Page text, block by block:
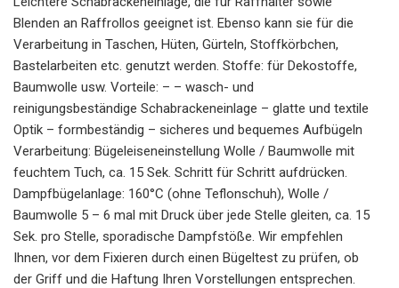
Blenden an Raffrollos geeignet ist. Ebenso kann sie für die
Verarbeitung in Taschen, Hüten, Gürteln, Stoffkörbchen,
Bastelarbeiten etc. genutzt werden. Stoffe: für Dekostoffe,
Baumwolle usw. Vorteile: – – wasch- und
reinigungsbeständige Schabrackeneinlage – glatte und textile
Optik – formbeständig – sicheres und bequemes Aufbügeln
Verarbeitung: Bügeleiseneinstellung Wolle / Baumwolle mit
feuchtem Tuch, ca. 15 Sek. Schritt für Schritt aufdrücken.
Dampfbügelanlage: 160°C (ohne Teflonschuh), Wolle /
Baumwolle 5 – 6 mal mit Druck über jede Stelle gleiten, ca. 15
Sek. pro Stelle, sporadische Dampfstöße. Wir empfehlen
Ihnen, vor dem Fixieren durch einen Bügeltest zu prüfen, ob
der Griff und die Haftung Ihren Vorstellungen entsprechen.